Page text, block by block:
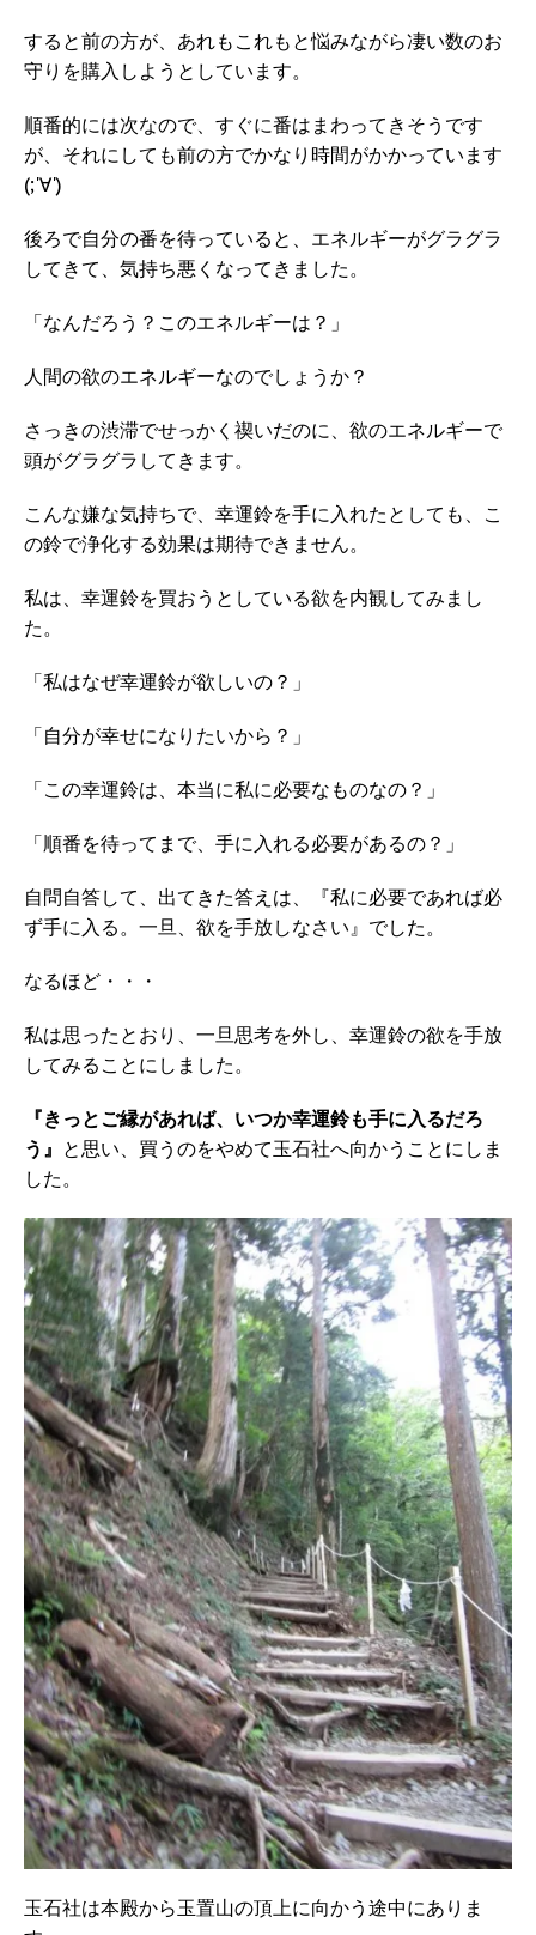
すると前の方が、あれもこれもと悩みながら凄い数のお
守りを購入しようとしています。
順番的には次なので、すぐに番はまわってきそうです
が、それにしても前の方でかなり時間がかかっています
(;'∀')
後ろで自分の番を待っていると、エネルギーがグラグラ
してきて、気持ち悪くなってきました。
「なんだろう？このエネルギーは？」
人間の欲のエネルギーなのでしょうか？
さっきの渋滞でせっかく禊いだのに、欲のエネルギーで
頭がグラグラしてきます。
こんな嫌な気持ちで、幸運鈴を手に入れたとしても、こ
の鈴で浄化する効果は期待できません。
私は、幸運鈴を買おうとしている欲を内観してみまし
た。
「私はなぜ幸運鈴が欲しいの？」
「自分が幸せになりたいから？」
「この幸運鈴は、本当に私に必要なものなの？」
「順番を待ってまで、手に入れる必要があるの？」
自問自答して、出てきた答えは、『私に必要であれば必
ず手に入る。一旦、欲を手放しなさい』でした。
なるほど・・・
私は思ったとおり、一旦思考を外し、幸運鈴の欲を手放
してみることにしました。
『きっとご縁があれば、いつか幸運鈴も手に入るだろ
う』 と思い、買うのをやめて玉石社へ向かうことにしま
した。
玉石社は本殿から玉置山の頂上に向かう途中にありま